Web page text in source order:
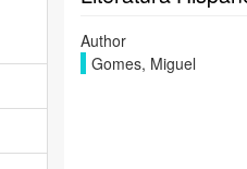
Author
Gomes, Miguel